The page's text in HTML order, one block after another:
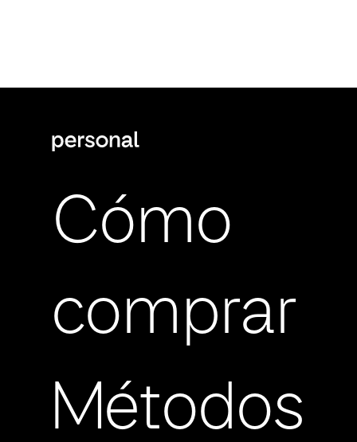
Cómo
comprar
Métodos